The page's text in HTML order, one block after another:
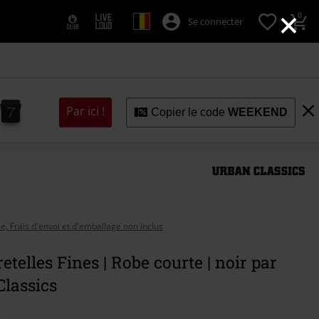
×
Se connecter 0
5
6
5
7
6 Par ici ! Copier le codeWEEKEND
Frais d'envoi et d'emballage non inclus
Fines | Robe courte | noir par